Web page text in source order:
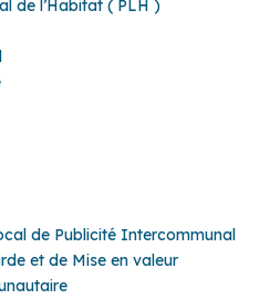
de l’Habitat ( PLH )
de Publicité Intercommunal
et de Mise en valeur